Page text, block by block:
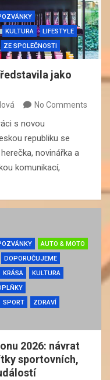
KULTURA
LIFESTYLE
ZE SPOLEČNOSTI
jako
No Comments
s novou
republiku se
novinářka a
komunikací,
AUTO & MOTO
DOPORUČUJEME
KRÁSA
KULTURA
SPORT
ZDRAVÍ
2026: návrat
sportovních,